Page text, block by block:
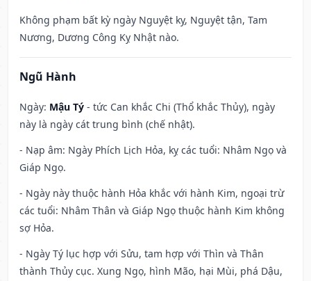
Không phạm bất kỳ ngày Nguyệt kỵ, Nguyệt tận, Tam
Nương, Dương Công Kỵ Nhật nào.
Ngũ Hành
Ngày: Mậu Tý - tức Can khắc Chi (Thổ khắc Thủy), ngày
này là ngày cát trung bình (chế nhật).
- Nạp âm: Ngày Phích Lịch Hỏa, kỵ các tuổi: Nhâm Ngọ và
Giáp Ngọ.
- Ngày này thuộc hành Hỏa khắc với hành Kim, ngoại trừ
các tuổi: Nhâm Thân và Giáp Ngọ thuộc hành Kim không
sợ Hỏa.
- Ngày Tý lục hợp với Sửu, tam hợp với Thìn và Thân
thành Thủy cục. Xung Ngọ, hình Mão, hại Mùi, phá Dậu,